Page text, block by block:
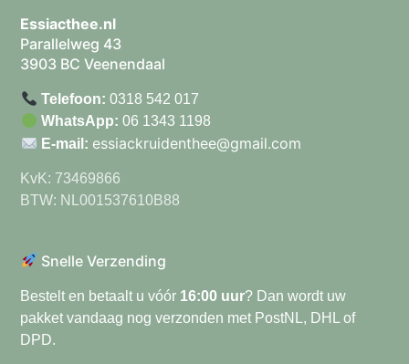
Essiacthee.nl
Parallelweg 43
3903 BC Veenendaal
Telefoon: 0318 542 017
WhatsApp: 06 1343 1198
E-mail: essiackruidenthee@gmail.com
KvK: 73469866
BTW: NL001537610B88
Snelle Verzending
Bestelt en betaalt u vóór 16:00 uur? Dan wordt uw
pakket vandaag nog verzonden met PostNL, DHL of
DPD.